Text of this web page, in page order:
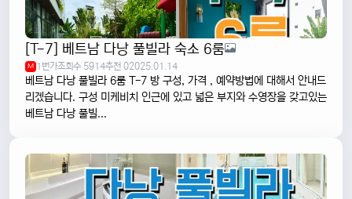
[T-7] 베트남 다낭 풀빌라 숙소 6룸
M 1번가조회수 5914추천 02025.01.14
베트남 다낭 풀빌라 6룸 T-7 방 구성, 가격 , 예약방법에 대해서 안내드
리겠습니다. 구성 미케비치 인근에 있고 넓은 부지와 수영장을 갖고있는
베트남 다낭 풀빌...